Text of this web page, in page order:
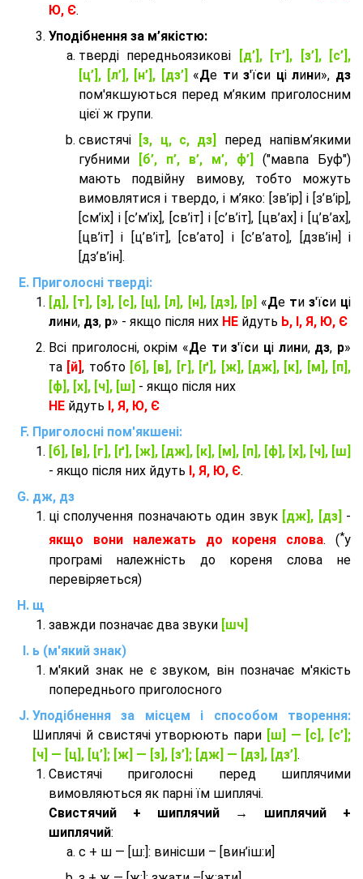
Ю, Є.
Уподібнення за м’якістю:
тверді передньоязикові
[д’], [т’], [з’], [с’],
[ц’], [л’], [н’], [дз’] «Де тиз'їси цілини», дз
пом'якшуються перед м’яким приголосним
цієї ж групи.
cвистячі
[з, ц, с, дз]
перед напівм’якими
губними
[б’, п’, в’, м’, ф’]
("мавпа Буф")
мають подвійну вимову, тобто можуть
вимовлятися і твердо, і м’яко: [зв’ір] і [з’в’ір],
[см’іх] і [с’м’іх], [св’іт] і [с’в’іт], [цв’ах] і [ц’в’ах],
[цв’іт] і [ц’в’іт], [св’ато] і [с’в’ато], [дзв’iн] і
[дз’в’iн].
Приголосні тверді:
[д], [т], [з], [с], [ц], [л], [н], [дз], [р] «Де ти з'їси ці
лини, дз, р» - якщо після них НЕ йдуть Ь, І, Я, Ю, Є
Всі приголосні, окрім «Де тиз'їси ці лини, дз, р»
та [й], тобто [б], [в], [г], [ґ], [ж], [дж], [к], [м], [п],
[ф], [х], [ч], [ш] - якщо після них
НЕ йдуть І, Я, Ю, Є
Приголосні пом'якшені:
[б], [в], [г], [ґ], [ж], [дж], [к], [м], [п], [ф], [х], [ч], [ш]
- якщо після них йдуть І, Я, Ю, Є.
дж, дз
ці сполучення позначають один звук [дж], [дз] -
якщо вони належать до кореня слова. (*у
програмі належність до кореня слова не
перевіряеться)
щ
завжди позначає два звуки [шч]
ь (м'який знак)
м'який знак не є звуком, він позначає м'якість
попереднього приголосного
Уподібнення за місцем і способом творення:
Шиплячі й свистячі утворюють пари [ш] — [c], [с’];
[ч] — [ц], [ц’]; [ж] — [з], [з’]; [дж] — [дз], [дз’] .
Свистячі приголосні перед шиплячими
вимовляються як парні їм шиплячі.
Cвистячий + шиплячий → шиплячий +
шиплячий:
с + ш — [ш:]: винісши – [вин’іш:и]